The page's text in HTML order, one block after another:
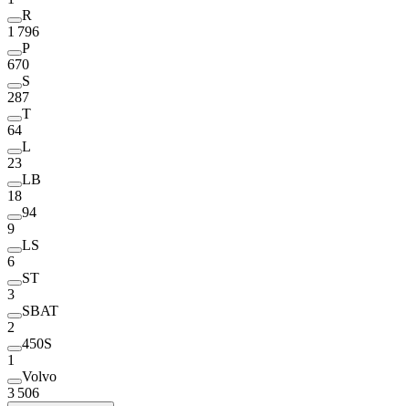
R
1 796
P
670
S
287
T
64
L
23
LB
18
94
9
LS
6
ST
3
SBAT
2
450S
1
Volvo
3 506